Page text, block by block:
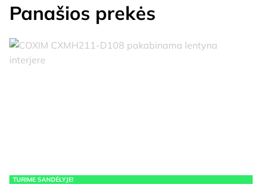
Panašios prekės
TURIME SANDĖLYJE!